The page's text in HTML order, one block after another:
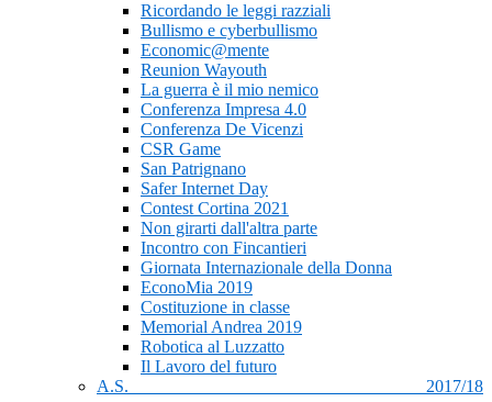
Ricordando le leggi razziali
Bullismo e cyberbullismo
Economic@mente
Reunion Wayouth
La guerra è il mio nemico
Conferenza Impresa 4.0
Conferenza De Vicenzi
CSR Game
San Patrignano
Safer Internet Day
Contest Cortina 2021
Non girarti dall'altra parte
Incontro con Fincantieri
Giornata Internazionale della Donna
EconoMia 2019
Costituzione in classe
Memorial Andrea 2019
Robotica al Luzzatto
Il Lavoro del futuro
A.S. 2017/18